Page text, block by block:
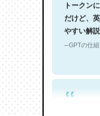
だけど、
やすい解
─GPTの仕